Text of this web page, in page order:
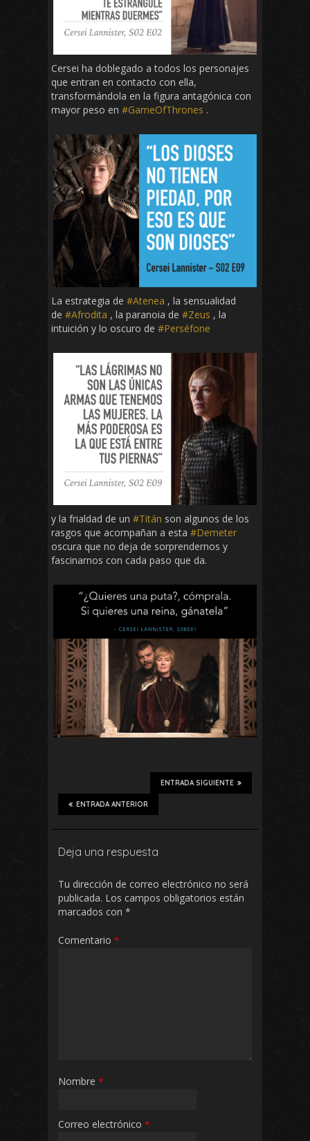
Cersei ha doblegado a todos los personajes
que entran en contacto con ella,
transformándola en la figura antagónica con
mayor peso en #GameOfThrones .
La estrategia de #Atenea , la sensualidad
de #Afrodita , la paranoia de #Zeus , la
intuición y lo oscuro de #Perséfone
y la frialdad de un #Titán son algunos de los
rasgos que acompañan a esta #Demeter
oscura que no deja de sorprendernos y
fascinarnos con cada paso que da.
ENTRADA SIGUIENTE
ENTRADA ANTERIOR
Deja una respuesta
Tu dirección de correo electrónico no será
publicada. Los campos obligatorios están
marcados con *
Comentario *
Nombre *
Correo electrónico *